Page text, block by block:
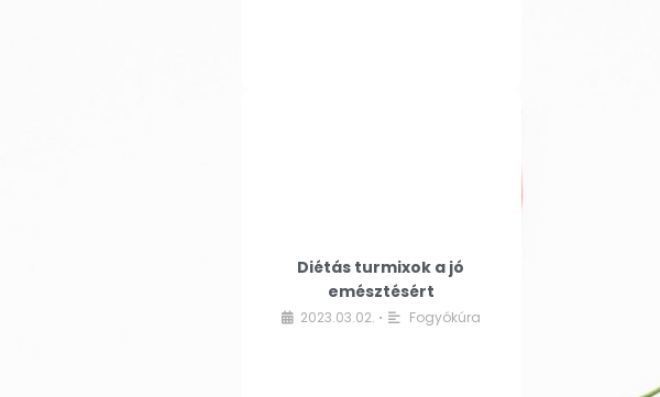
Diétás turmixok a jó
emésztésért
2023.03.02. • Fogyókúra